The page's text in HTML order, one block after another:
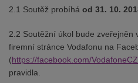
2.1 Soutěž probíhá od 31. 10.
2.2 Soutěžní úkol bude zveřejněn
firemní stránce Vodafonu na
(https://facebook.com/VodafoneCZ
pravidla.